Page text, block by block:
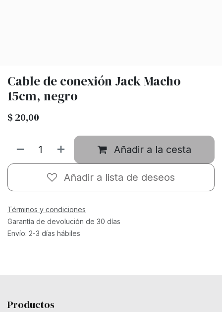
Cable de conexión Jack Macho
15cm, negro
$ 20,00
Añadir a la cesta
Añadir a lista de deseos
Términos y condiciones
Garantía de devolución de 30 días
Envío: 2-3 días hábiles
Productos